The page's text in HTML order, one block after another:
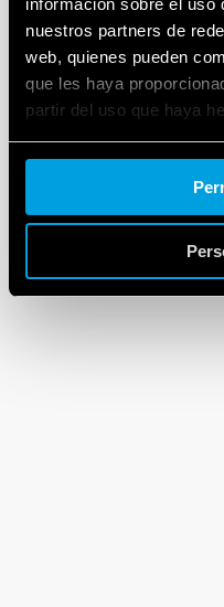
información sobre el uso
nuestros partners de
web, quienes pueden
que les haya
partir del uso que haya
Cookie policy.